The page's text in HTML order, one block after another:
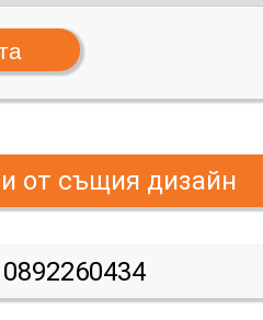
от същия дизайн